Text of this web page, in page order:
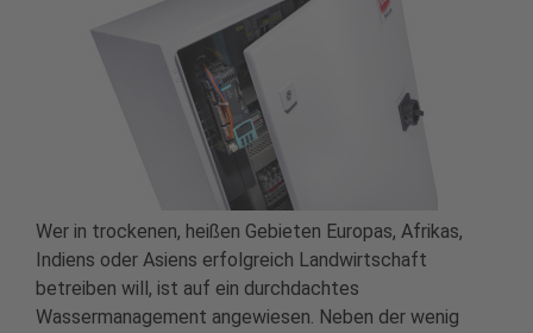
Wer in trockenen, heißen Gebieten Europas, Afrikas,
Indiens oder Asiens erfolgreich Landwirtschaft
betreiben will, ist auf ein durchdachtes
Wassermanagement angewiesen. Neben der wenig